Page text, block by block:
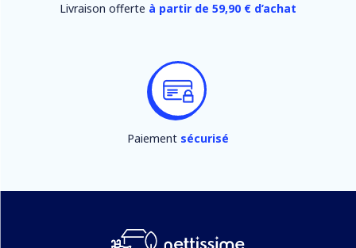
Livraison offerte à partir de 59,90 € d’achat
Paiement sécurisé